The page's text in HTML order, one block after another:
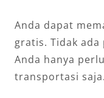
Anda dapat
gratis. Tidak ada
Anda hanya
transportasi saja.